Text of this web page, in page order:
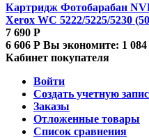
Картридж Фотобарабан
Xerox WC 5222/5225/5230
7 690 Р
6 606 Р Вы экономите: 1 084
Кабинет покупателя
Войти
Создать учетную
Заказы
Отложенные товары
Список сравнения